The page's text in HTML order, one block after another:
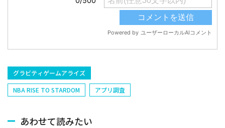
グラビティゲームアライズ
NBA RISE TO STARDOM
アプリ調査
あわせて読みたい